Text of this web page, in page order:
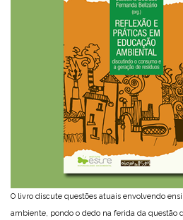
O livro discute questões atuais envolvendo
ambiente, pondo o dedo na ferida da questão